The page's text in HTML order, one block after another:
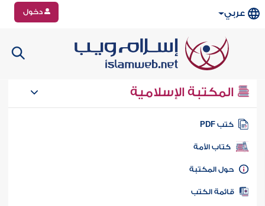
عربي دخول
المكتبة الإسلامية
كتب PDF
كتاب الأمة
المكتبة